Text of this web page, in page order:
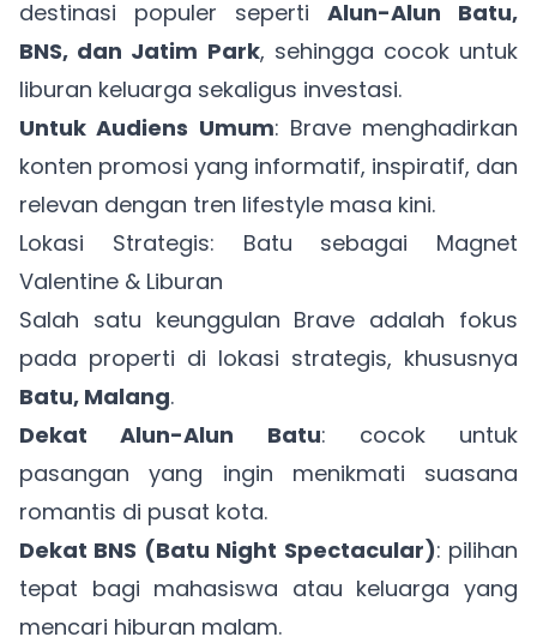
destinasi populer seperti Alun-Alun Batu,
BNS, dan Jatim Park, sehingga cocok untuk
liburan keluarga sekaligus investasi.
Untuk Audiens Umum: Brave menghadirkan
konten promosi yang informatif, inspiratif, dan
relevan dengan tren lifestyle masa kini.
Lokasi Strategis: Batu sebagai Magnet
Valentine & Liburan
Salah satu keunggulan Brave adalah fokus
pada properti di lokasi strategis, khususnya
Batu, Malang.
Dekat Alun-Alun Batu: cocok untuk
pasangan yang ingin menikmati suasana
romantis di pusat kota.
Dekat BNS (Batu Night Spectacular): pilihan
tepat bagi mahasiswa atau keluarga yang
mencari hiburan malam.